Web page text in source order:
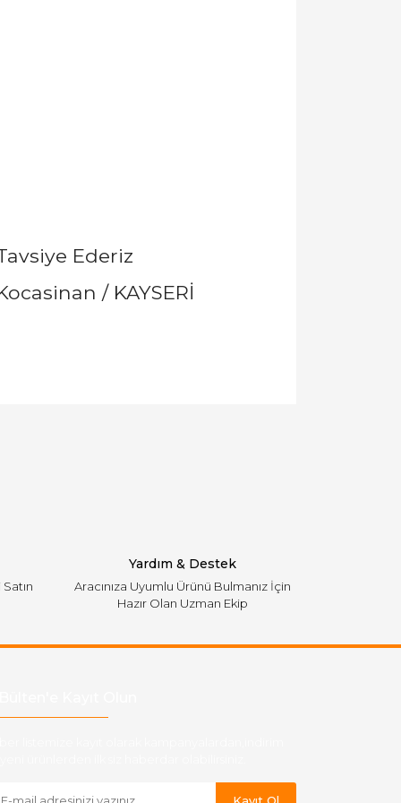
Ederiz
/ KAYSERİ
Yardım & Destek
Aracınıza Uyumlu Ürünü Bulmanız İçin
Hazır Olan Uzman Ekip
Kayıt Ol